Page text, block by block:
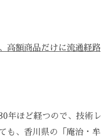
高額商品だけに流通経路
年ほど経つので、技術レ
も、香川県の「庵治・牟